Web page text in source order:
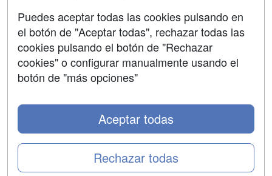
Copyleft
Puedes aceptar todas las cookies pulsando en
el botón de "Aceptar todas", rechazar todas las
cookies pulsando el botón de "Rechazar
cookies" o configurar manualmente usando el
botón de "más opciones"
Rechazar todas
Aceptar todas